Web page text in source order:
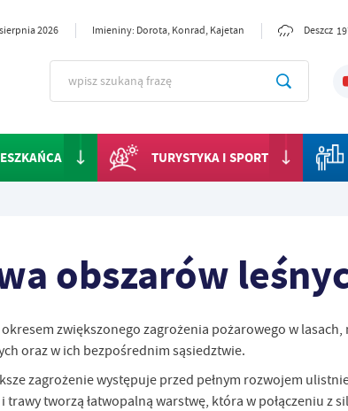
2026 Imieniny: Dorota, Konrad, Kajetan Deszcz
TURYSTYKA I SPORT
obszarów
zwiększonego zagrożenia pożarowego w lasach,
oraz w ich bezpośrednim sąsiedztwie.
zagrożenie występuje przed pełnym rozwojem
tworzą łatwopalną warstwę, która w połączeniu z